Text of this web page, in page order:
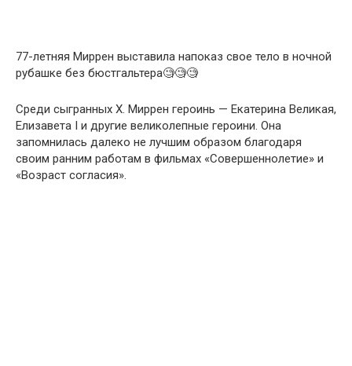
77-летняя Миррен выставила напоказ свое тело в ночной
рубашке без бюстгальтера🧐🧐🧐
Среди сыгранных Х. Миррен героинь — Екатерина Великая,
Елизавета I и другие великолепные героини. Она
запомнилась далеко не лучшим образом благодаря
своим ранним работам в фильмах «Совершеннолетие» и
«Возраст согласия».